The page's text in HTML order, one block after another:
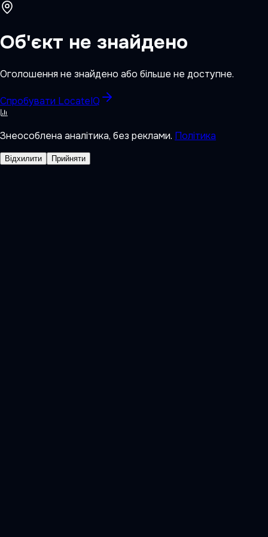
Об'єкт не знайдено
Оголошення не знайдено або більше не доступне.
Спробувати LocateIQ
Знеособлена аналітика, без реклами. Політика
Відхилити Прийняти